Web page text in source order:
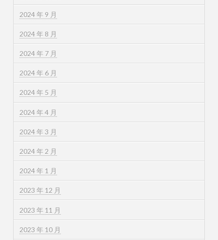
2024 年 9 月
2024 年 8 月
2024 年 7 月
2024 年 6 月
2024 年 5 月
2024 年 4 月
2024 年 3 月
2024 年 2 月
2024 年 1 月
2023 年 12 月
2023 年 11 月
2023 年 10 月